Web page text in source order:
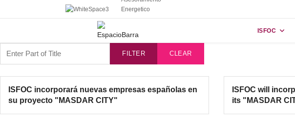
ISFOC
FILTER CLEAR
ISFOC incorporará nuevas empresas españolas en
su proyecto "MASDAR CITY"
ISFOC will
its "MASDAR